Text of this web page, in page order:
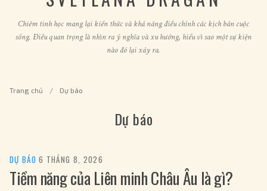
Chiêm tinh học mang lại kiến thức và khả năng điều chỉnh các kịch bản cuộc
sống. Điều quan trọng là nhìn ra ý nghĩa và xu hướng, hiểu vì sao một sự kiện
nào đó lại xảy ra.
Trang chủ / Dự báo
Dự báo
DỰ BÁO ·6 THÁNG 8, 2026
Tiềm năng của Liên minh Châu Âu là gì?